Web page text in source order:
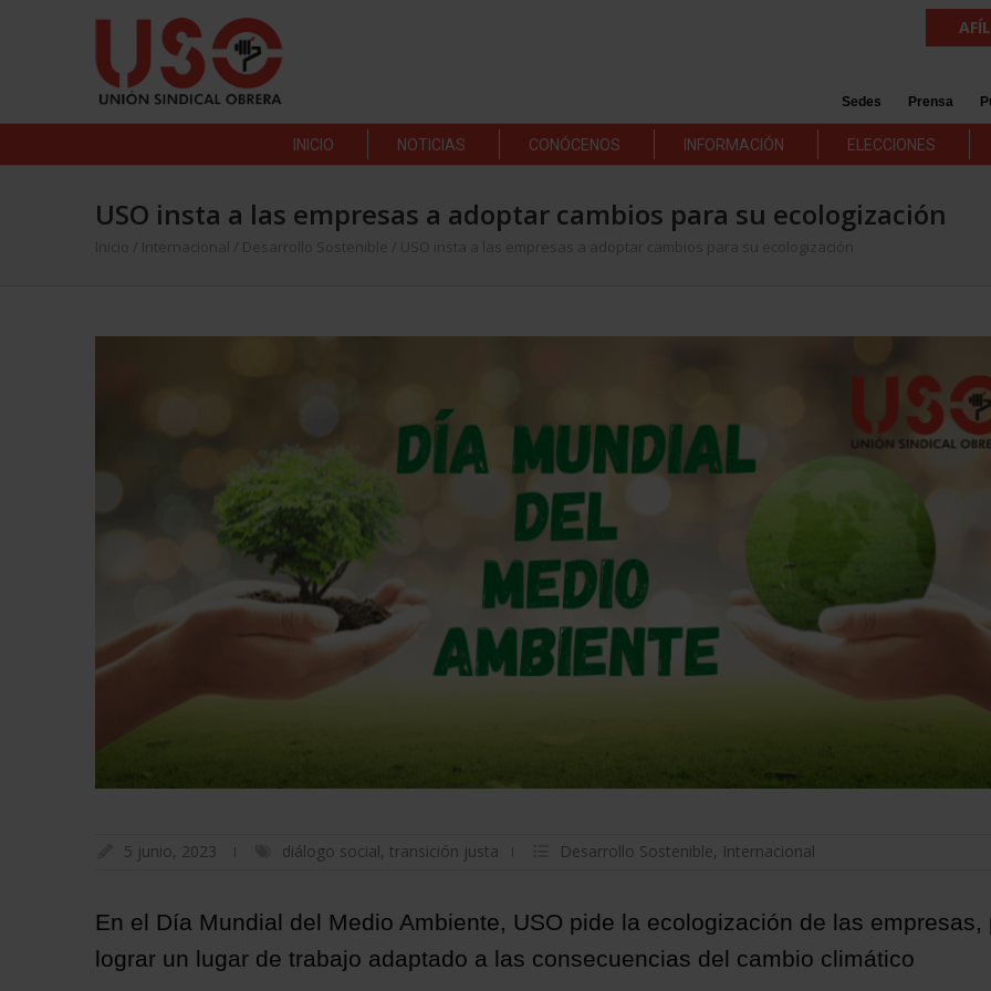
Sedes Prensa
INICIO NOTICIAS CONÓCENOS INFORMACIÓN ELECCIONES
USO insta a las empresas a adoptar cambios para su ecologización
Inicio Internacional Desarrollo Sostenible USO insta a las empresas a adoptar cambios para su ecologización
5 junio, 2023 diálogo social, transición justa Desarrollo Sostenible, Internacional
En el Día Mundial del Medio Ambiente, USO pide la ecologización de las empresas,
lograr un lugar de trabajo adaptado a las consecuencias del cambio climático